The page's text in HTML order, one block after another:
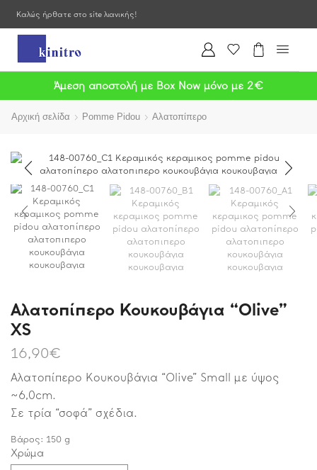
Καλώς ήρθατε στο site λιανικής!
Άμεση αποστολή με Box Now μόνο με 2€
Αρχική σελίδα Pomme Pidou Αλατοπίπερο
Αλατοπίπερο Κουκουβάγια “Olive”
XS
16,90€
Αλατοπίπερο Κουκουβάγια “Olive” Small με ύψος
~6,0cm.
Σε τρία “σοφά” σχέδια.
Βάρος: 150 g
Χρώμα